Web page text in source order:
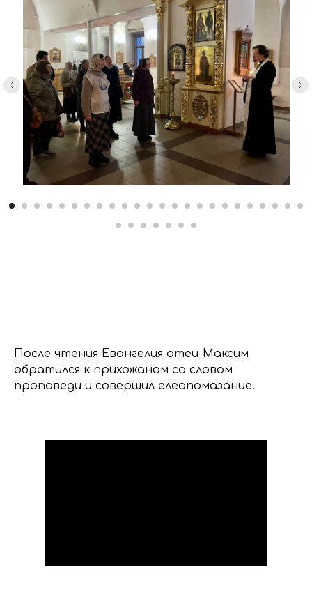
После чтения Евангелия отец Максим
обратился к прихожанам со словом
проповеди и совершил елеопомазание.